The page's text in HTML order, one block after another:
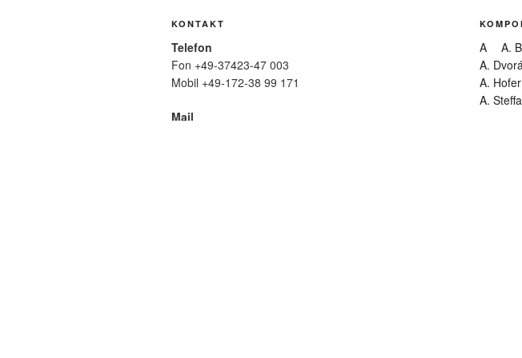
KONTAKT
Telefon
Fon +49-37423-47 003
Mobil +49-172-38 99 171
Mail
A A.
A.
A. Hofer
A.